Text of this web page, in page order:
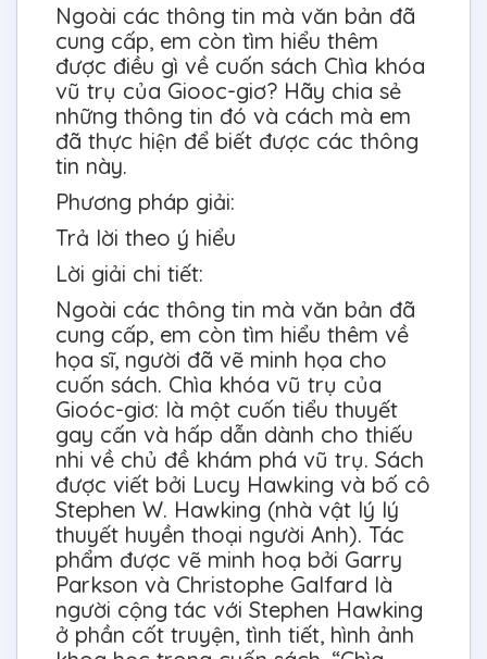
Ngoài các thông tin mà văn bản đã
cung cấp, em còn tìm hiểu thêm
được điều gì về cuốn sách Chìa khóa
vũ trụ của Giooc-giơ? Hãy chia sẻ
những thông tin đó và cách mà em
đã thực hiện để biết được các thông
tin này.
Phương pháp giải:
Trả lời theo ý hiểu
Lời giải chi tiết:
Ngoài các thông tin mà văn bản đã
cung cấp, em còn tìm hiểu thêm về
họa sĩ, người đã vẽ minh họa cho
cuốn sách. Chìa khóa vũ trụ của
Gioóc-giơ: là một cuốn tiểu thuyết
gay cấn và hấp dẫn dành cho thiếu
nhi về chủ đề khám phá vũ trụ. Sách
được viết bởi Lucy Hawking và bố cô
Stephen W. Hawking (nhà vật lý lý
thuyết huyền thoại người Anh). Tác
phẩm được vẽ minh hoạ bởi Garry
Parkson và Christophe Galfard là
người cộng tác với Stephen Hawking
ở phần cốt truyện, tình tiết, hình ảnh